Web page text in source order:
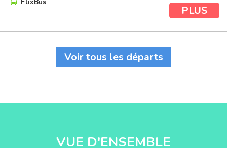
PLUS
Voir tous les départs
VUE D'ENSEMBLE